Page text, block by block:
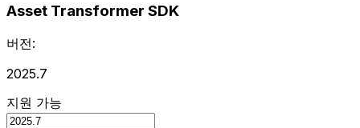
Asset Transformer SDK
버전:
2025.7
지원 가능